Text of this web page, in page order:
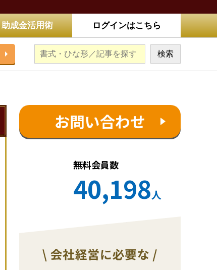
助成金活用術 ログインはこちら
お問い合わせ
無料会員数
40,198人